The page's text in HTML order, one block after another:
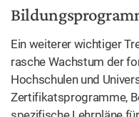
Ein weiterer wichtiger
rasche Wachstum der
Hochschulen und
Zertifikatsprogramme,